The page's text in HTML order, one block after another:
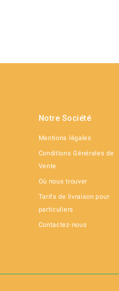
Notre Société
Mentions légales
Conditions Générales de
Vente
Où nous trouver
Tarifs de livraison pour
particuliers
Contactez-nous